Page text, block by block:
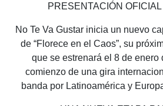
PRESENTACIÓN
No Te Va Gustar inicia un nuevo
de “Florece en el Caos”, su
que se estrenará el 8 de enero
comienzo de una gira
banda por Latinoamérica y